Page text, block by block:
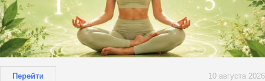
Перейти 10 августа 2026